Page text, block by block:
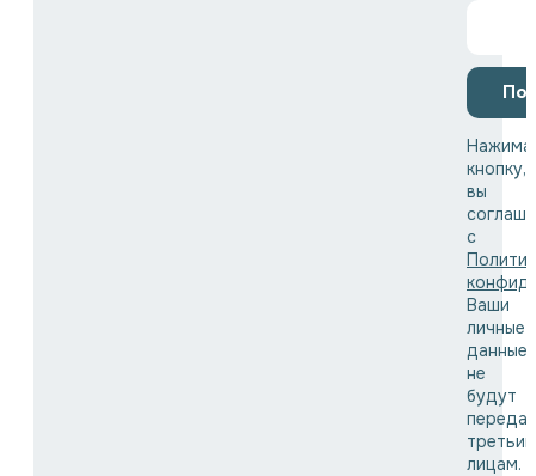
кнопку,
вы
с
Ваши
личные
данные
не
будут
третьим
лицам.